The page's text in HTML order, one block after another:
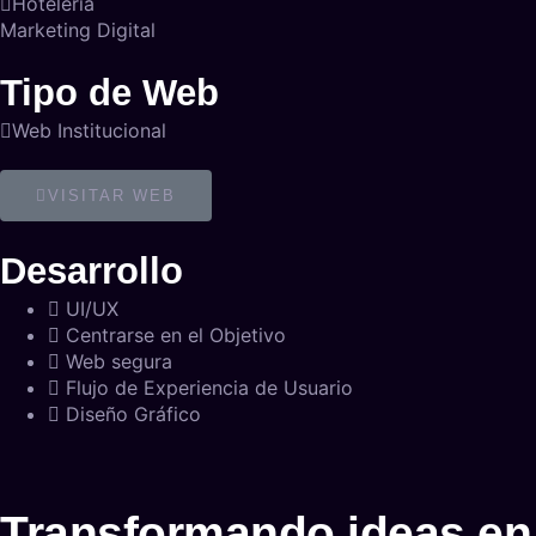
Marketing Digital
Tipo de Web
Web Institucional
VISITAR WEB
Desarrollo
UI/UX
Centrarse en el Objetivo
Web segura
Flujo de Experiencia de Usuario
Diseño Gráfico